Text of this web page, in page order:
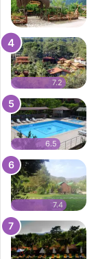
7.2
6.5
7.4